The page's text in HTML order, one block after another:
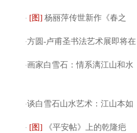
术邀请展在北...
· [图] 杨丽萍传世新作《春之
祭》如约而至, 再...
·方圆-卢甫圣书法艺术展即将在
京开幕！
·画家白雪石：情系漓江山和水
·谈白雪石山水艺术：江山本如
画剪裁青出蓝
· [图] 《平安帖》上的乾隆疤